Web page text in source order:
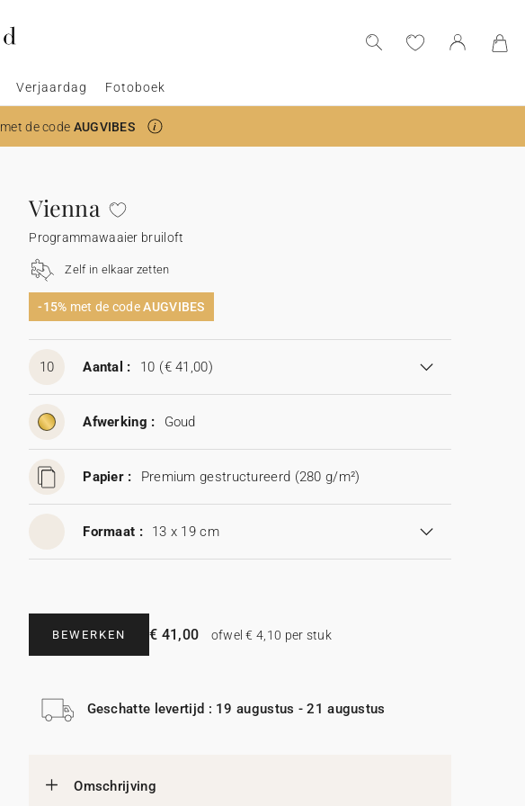
Verjaardag Fotoboek
met de code AUGVIBES
Vienna
Programmawaaier bruiloft
Zelf in elkaar zetten
-15% met de codeAUGVIBES
10 Aantal : 10 (€ 41,00)
Afwerking : Goud
Papier : Premium gestructureerd (280 g/m²)
Formaat : 13 x 19 cm
BEWERKEN € 41,00 ofwel € 4,10 per stuk
Geschatte levertijd : 19 augustus - 21 augustus
Omschrijving